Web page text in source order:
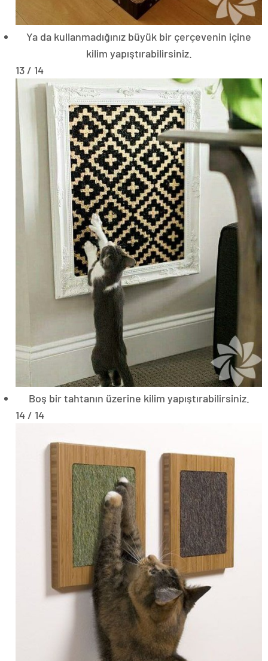
Ya da kullanmadığınız büyük bir çerçevenin içine
kilim yapıştırabilirsiniz.
13 / 14
Boş bir tahtanın üzerine kilim yapıştırabilirsiniz.
14 / 14